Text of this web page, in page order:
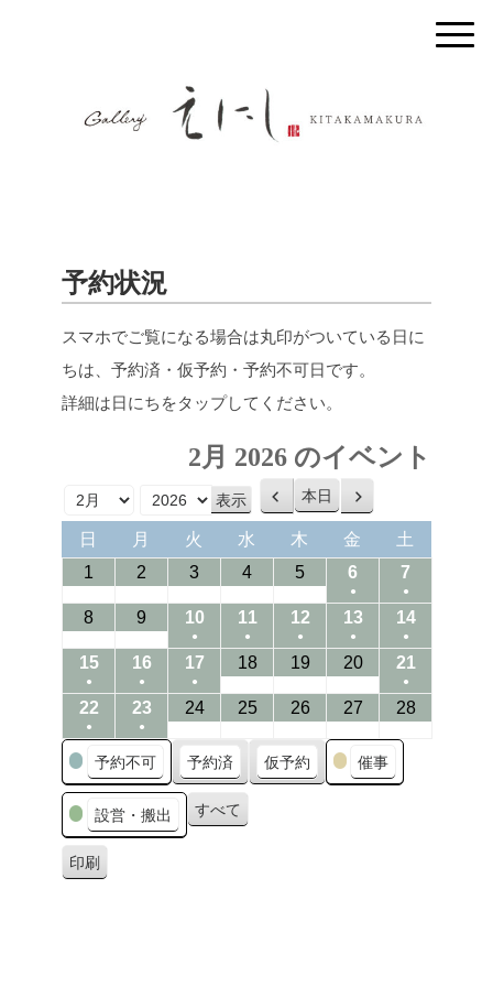
予約状況
スマホでご覧になる場合は丸印がついている日に
ちは、予約済・仮予約・予約不可日です。
詳細は日にちをタップしてください。
2月 2026 のイベント
前
へ
本日
次
へ
日 月 火 水 木 金 土
1 01/02/2026
2 02/02/2026
303/02/2026
404/02/2026
505/02/2026
606/02/2026
●
(1
event)
7
●
(1
event)
808/02/2026
9 09/02/2026
1010/02/2026
●
(1
event)
1111/02/2026
●
(1
1212/02/2026
●
(1
1313/02/2026
●
(1
event)
1414/02/
●
(1
event)
1515/02/2026
●
(1
event)
1616/02/2026
●
(1
event)
1717/02/2026
●
(1
1818/02/2026
1919/02/2026
2020/02/2026
2121/02/
●
(1
2222/02/2026
●
(1
event)
2323/02/2026
●
(1
event)
2424/02/2026
2525/02/2026
2626/02/2026
2727/02/2026
2828/02/
カ
テ
ゴ
リ
ー
予約不可 予約済 仮予約 催事
設営・搬出 すべて
印刷